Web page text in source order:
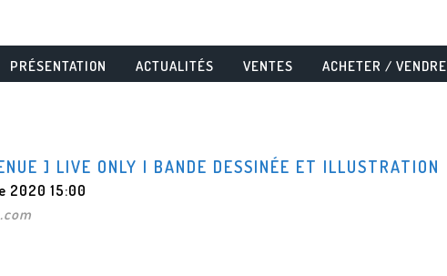
PRÉSENTATION ACTUALITÉS VENTES ACHETER / VENDRE
] LIVE ONLY I BANDE DESSINÉE ET ILLUSTRATION
2020 15:00